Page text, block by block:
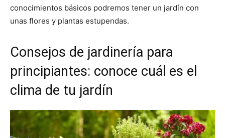
conocimientos básicos podremos tener un jardín con
unas flores y plantas estupendas.
Consejos de jardinería para
principiantes: conoce cuál es el
clima de tu jardín